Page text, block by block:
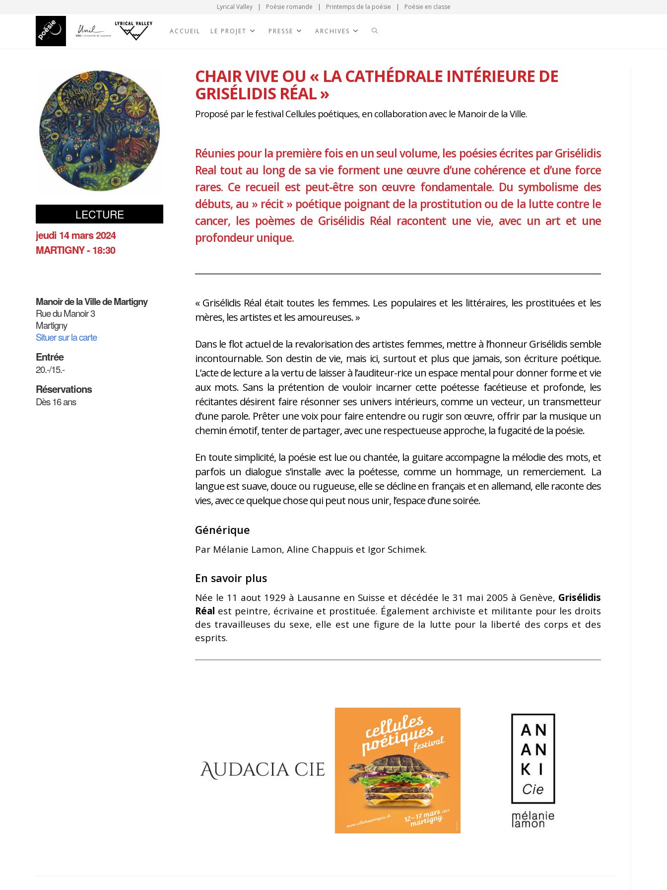
Lyrical Valley | Poésie romande | Printemps de la poésie | Poésie en classe
ACCUEIL LE PROJET PRESSE ARCHIVES
LECTURE
jeudi 14 mars 2024
MARTIGNY - 18:30
Manoir de la Ville de Martigny
Rue du Manoir 3
Martigny
Situer sur la carte
Entrée
20.-/15.-
Réservations
Dès 16 ans
CHAIR VIVE OU « LA CATHÉDRALE INTÉRIEURE DE
GRISÉLIDIS RÉAL »
Proposé par le festival Cellules poétiques, en collaboration avec le Manoir de la Ville.
Réunies pour la première fois en un seul volume, les poésies écrites par Grisélidis
Real tout au long de sa vie forment une œuvre d’une cohérence et d’une force
rares. Ce recueil est peut-être son œuvre fondamentale. Du symbolisme des
débuts, au » récit » poétique poignant de la prostitution ou de la lutte contre le
cancer, les poèmes de Grisélidis Réal racontent une vie, avec un art et une
profondeur unique.
« Grisélidis Réal était toutes les femmes. Les populaires et les littéraires, les prostituées et les
mères, les artistes et les amoureuses. »
Dans le flot actuel de la revalorisation des artistes femmes, mettre à l’honneur Grisélidis semble
incontournable. Son destin de vie, mais ici, surtout et plus que jamais, son écriture poétique.
L’acte de lecture a la vertu de laisser à l’auditeur-rice un espace mental pour donner forme et vie
aux mots. Sans la prétention de vouloir incarner cette poétesse facétieuse et profonde, les
récitantes désirent faire résonner ses univers intérieurs, comme un vecteur, un transmetteur
d’une parole. Prêter une voix pour faire entendre ou rugir son œuvre, offrir par la musique un
chemin émotif, tenter de partager, avec une respectueuse approche, la fugacité de la poésie.
En toute simplicité, la poésie est lue ou chantée, la guitare accompagne la mélodie des mots, et
parfois un dialogue s’installe avec la poétesse, comme un hommage, un remerciement. La
langue est suave, douce ou rugueuse, elle se décline en français et en allemand, elle raconte des
vies, avec ce quelque chose qui peut nous unir, l’espace d’une soirée.
Générique
Par Mélanie Lamon, Aline Chappuis et Igor Schimek.
En savoir plus
Née le 11 aout 1929 à Lausanne en Suisse et décédée le 31 mai 2005 à Genève, Grisélidis
Réal est peintre, écrivaine et prostituée. Également archiviste et militante pour les droits
des travailleuses du sexe, elle est une figure de la lutte pour la liberté des corps et des
esprits.